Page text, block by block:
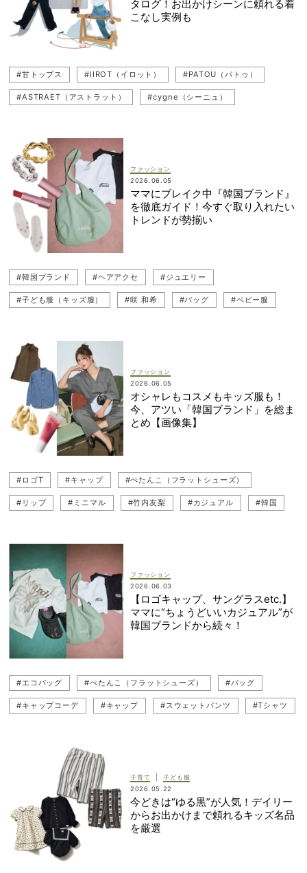
#TATRAS（タトラス） #MIU MIU（ミュウミュウ） #桐谷美玲
#甘トップス #IIROT（イロット）
タログ！お出かけシーンに頼れる着
こなし実例も
#甘トップス #IIROT（イロット） #PATOU（パトゥ）
#ASTRAET（アストラット） #cygne（シーニュ）
#Tシャツコーデ
#Tシャツ #ロゴT #BALENCIAGA（バレンシアガ）
#LOEWE（ロエベ） #Bottega Veneta（ボッテガ・ヴェネタ）
#JIL SANDER（ジル サンダー） #ADORE（アドーア）
#TATRAS（タトラス）
ファッション
2026.06.05
ママにブレイク中『韓国ブランド』
を徹底ガイド！今すぐ取り入れたい
トレンドが勢揃い
#韓国ブランド #ヘアアクセ #ジュエリー
#子ども服（キッズ服） #咲 和希 #バッグ #ベビー服
#リップ #ロゴT
#ぺたんこ（フラットシューズ） #Tシャツ
#オンラインショップ #カジュアル #ネット買い #韓国
#ミニマル
ファッション
2026.06.05
オシャレもコスメもキッズ服も！
今、アツい「韓国ブランド」を総ま
とめ【画像集】
#ロゴT #キャップ #ぺたんこ（フラットシューズ）
#リップ #ミニマル #竹内友梨 #カジュアル #韓国
#コスメ
ファッション
2026.06.03
【ロゴキャップ、サングラスetc.】
ママに“ちょうどいいカジュアル”が
韓国ブランドから続々！
#エコバッグ #ぺたんこ（フラットシューズ） #バッグ
#キャップコーデ #キャップ #スウェットパンツ #Tシャツ
#OSOI（オソイ）
子育て
子ども服
2026.05.22
今どきは“ゆる黒”が人気！デイリー
からお出かけまで頼れるキッズ名品
を厳選